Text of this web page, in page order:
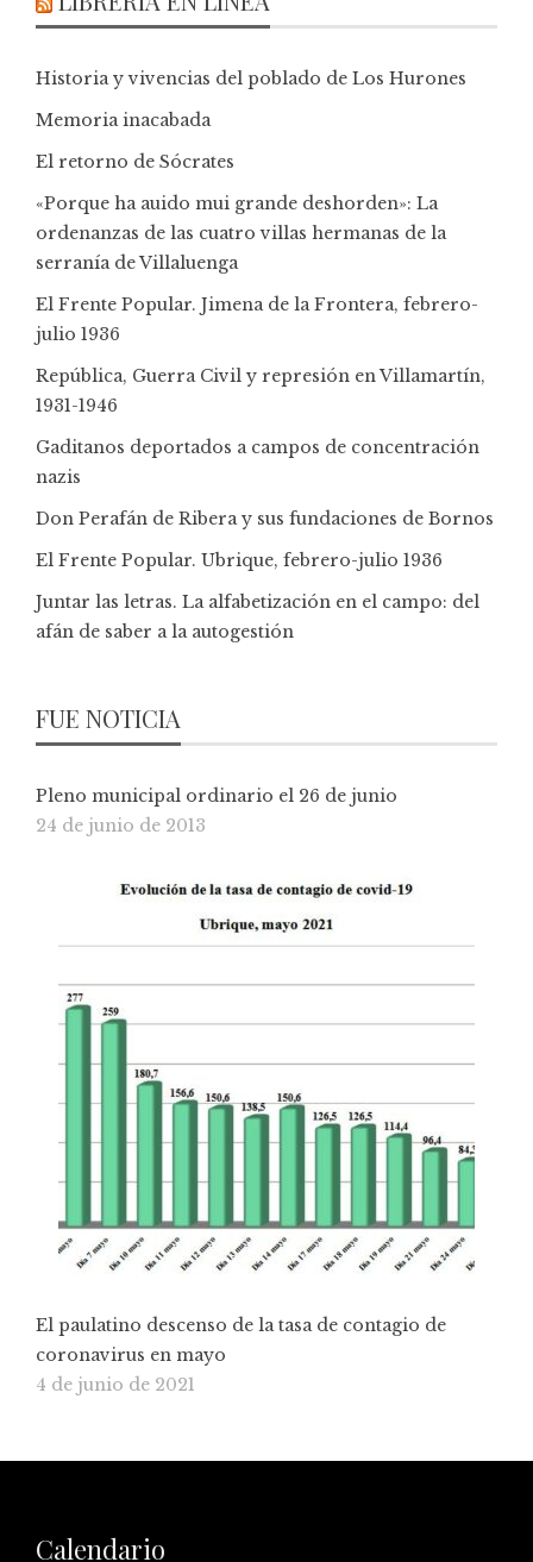
Historia y vivencias del poblado de Los Hurones
Memoria inacabada
El retorno de Sócrates
«Porque ha auido mui grande deshorden»: La
ordenanzas de las cuatro villas hermanas de la
serranía de Villaluenga
El Frente Popular. Jimena de la Frontera, febrero-
julio 1936
República, Guerra Civil y represión en Villamartín,
1931-1946
Gaditanos deportados a campos de concentración
nazis
Don Perafán de Ribera y sus fundaciones de Bornos
El Frente Popular. Ubrique, febrero-julio 1936
Juntar las letras. La alfabetización en el campo: del
afán de saber a la autogestión
FUE NOTICIA
Pleno municipal ordinario el 26 de junio
24 de junio de 2013
El paulatino descenso de la tasa de contagio de
coronavirus en mayo
4 de junio de 2021
Calendario